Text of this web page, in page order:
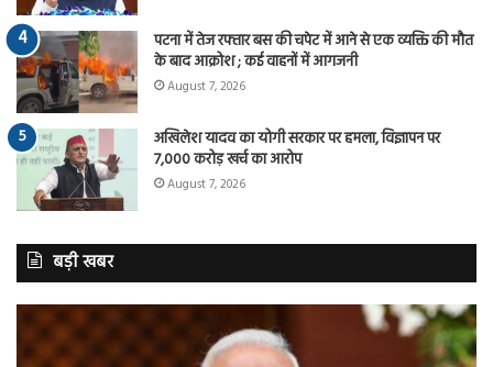
पटना में तेज रफ्तार बस की चपेट में आने से एक व्यक्ति की मौत
के बाद आक्रोश ; कई वाहनों में आगजनी
August 7, 2026
अखिलेश यादव का योगी सरकार पर हमला, विज्ञापन पर
7,000 करोड़ खर्च का आरोप
August 7, 2026
बड़ी खबर